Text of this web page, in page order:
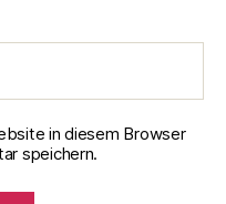
in diesem Browser
speichern.